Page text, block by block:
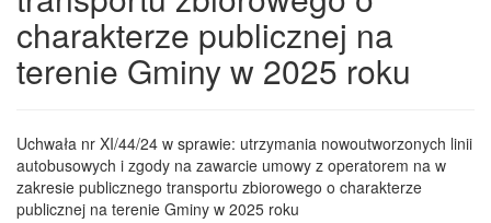
charakterze publicznej na
terenie Gminy w 2025 roku
Uchwała nr XI/44/24 w sprawie: utrzymania nowoutworzonych linii
autobusowych i zgody na zawarcie umowy z operatorem na w
zakresie publicznego transportu zbiorowego o charakterze
publicznej na terenie Gminy w 2025 roku